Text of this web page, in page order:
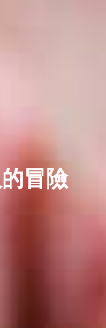
冒險